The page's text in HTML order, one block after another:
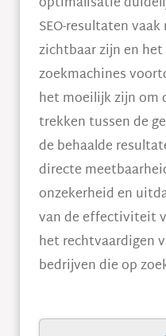
SEO-resultaten
zichtbaar zijn en
zoekmachines
het moeilijk zijn om
trekken tussen de
de behaalde
directe
onzekerheid en
van de effectiviteit
het rechtvaardigen
bedrijven die op